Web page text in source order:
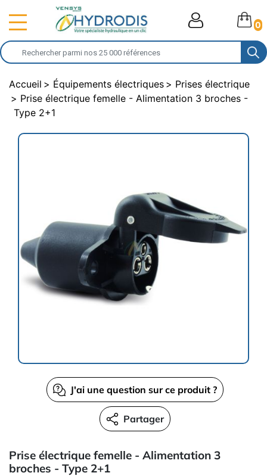
0
Accueil Équipements électriques
Prises électrique
Prise électrique femelle - Alimentation 3 broches -
Type 2+1
J'ai une question sur ce produit ?
Partager
Prise électrique femelle - Alimentation 3
broches - Type 2+1